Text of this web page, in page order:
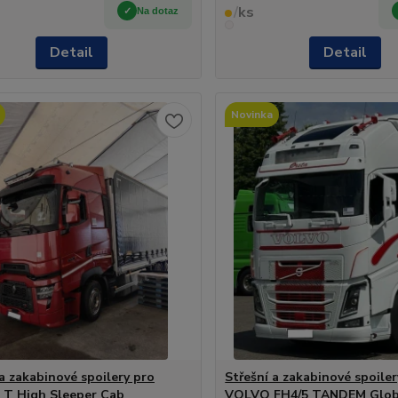
Na dotaz
Detail
/ks
Detail
zakabinové spoilery pro
Novinka
Střešní a zakabinové